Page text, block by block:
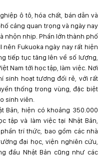
ô tô, hóa chất, bán dẫn và
cảng quan trọng và ngày nay
nhộn nhịp. Phần lớn thành phố
nên Fukuoka ngày nay rất hiện
tiếp tục tăng lên về số lượng,
Nam tới học tập, làm việc. Nơi
sinh hoạt tương đối rẻ, với rất
thống trong vùng, đặc biệt
sinh viên.
Bản, hiện có khoảng 350.000
tập và làm việc tại Nhật Bản,
trí thức, bao gồm các nhà
đại học, viện nghiên cứu,
đầu Nhật Bản cũng như các